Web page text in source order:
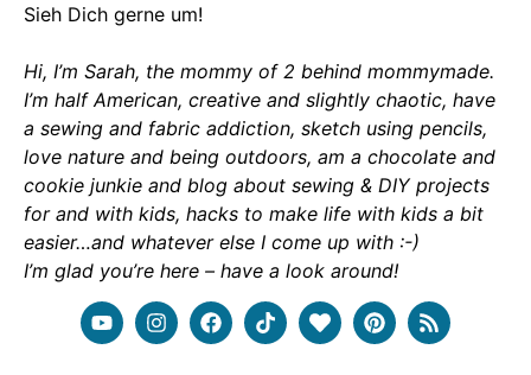
Sieh Dich gerne um!
Hi, I’m Sarah, the mommy of 2 behind mommymade.
I’m half American, creative and slightly chaotic, have
a sewing and fabric addiction, sketch using pencils,
love nature and being outdoors, am a chocolate and
cookie junkie and blog about sewing & DIY projects
for and with kids, hacks to make life with kids a bit
easier…and whatever else I come up with :-)
I’m glad you’re here – have a look around!